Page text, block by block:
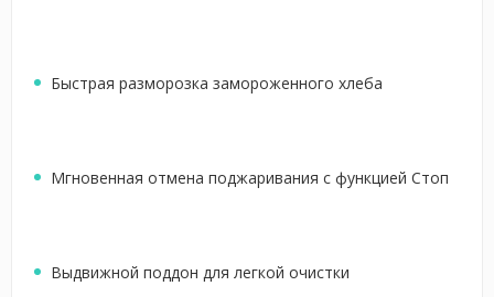
Быстрая разморозка замороженного хлеба
Мгновенная отмена поджаривания с функцией Стоп
Выдвижной поддон для легкой очистки